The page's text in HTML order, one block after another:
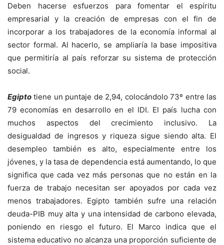
Deben hacerse esfuerzos para fomentar el espíritu
empresarial y la creación de empresas con el fin de
incorporar a los trabajadores de la economía informal al
sector formal. Al hacerlo, se ampliaría la base impositiva
que permitiría al país reforzar su sistema de protección
social.
Egipto tiene un puntaje de 2,94, colocándolo 73º entre las
79 economías en desarrollo en el IDI. El país lucha con
muchos aspectos del crecimiento inclusivo. La
desigualdad de ingresos y riqueza sigue siendo alta. El
desempleo también es alto, especialmente entre los
jóvenes, y la tasa de dependencia está aumentando, lo que
significa que cada vez más personas que no están en la
fuerza de trabajo necesitan ser apoyados por cada vez
menos trabajadores. Egipto también sufre una relación
deuda-PIB muy alta y una intensidad de carbono elevada,
poniendo en riesgo el futuro. El Marco indica que el
sistema educativo no alcanza una proporción suficiente de